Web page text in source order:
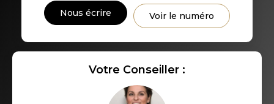
DISTANCE DE L'AÉROPORT : SUPERFICIE :
RÉSULTATS DES LYCÉES
RESTAURANTS ET CAFÉS
MÉDECINS
Nous écrire Voir le numéro
Votre Conseiller :